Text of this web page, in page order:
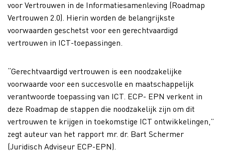
voor Vertrouwen in de Informatiesamenleving (Roadmap
Vertrouwen 2.0). Hierin worden de belangrijkste
voorwaarden geschetst voor een gerechtvaardigd
vertrouwen in ICT-toepassingen.
“Gerechtvaardigd vertrouwen is een noodzakelijke
voorwaarde voor een succesvolle en maatschappelijk
verantwoorde toepassing van ICT. ECP- EPN verkent in
deze Roadmap de stappen die noodzakelijk zijn om dit
vertrouwen te krijgen in toekomstige ICT ontwikkelingen,”
zegt auteur van het rapport mr. dr. Bart Schermer
(Juridisch Adviseur ECP-EPN).